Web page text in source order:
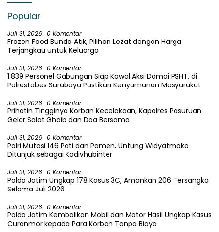
Popular
Juli 31, 2026 0 Komentar
Frozen Food Bunda Atik, Pilihan Lezat dengan Harga
Terjangkau untuk Keluarga
Juli 31, 2026 0 Komentar
1.839 Personel Gabungan Siap Kawal Aksi Damai PSHT, di
Polrestabes Surabaya Pastikan Kenyamanan Masyarakat
Juli 31, 2026 0 Komentar
Prihatin Tingginya Korban Kecelakaan, Kapolres Pasuruan
Gelar Salat Ghaib dan Doa Bersama
Juli 31, 2026 0 Komentar
Polri Mutasi 146 Pati dan Pamen, Untung Widyatmoko
Ditunjuk sebagai Kadivhubinter
Juli 31, 2026 0 Komentar
Polda Jatim Ungkap 178 Kasus 3C, Amankan 206 Tersangka
Selama Juli 2026
Juli 31, 2026 0 Komentar
Polda Jatim Kembalikan Mobil dan Motor Hasil Ungkap Kasus
Curanmor kepada Para Korban Tanpa Biaya